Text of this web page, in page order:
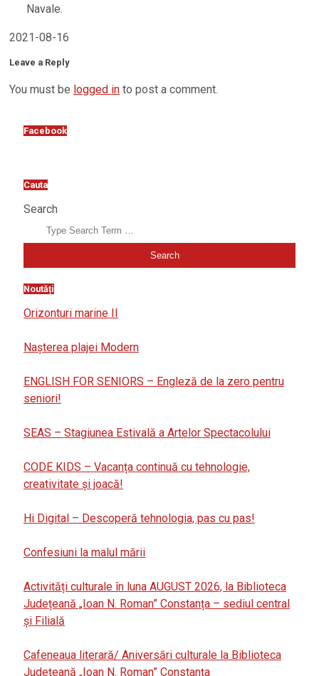
Navale.
2021-08-16
Leave a Reply
You must be logged in to post a comment.
Facebook
Cauta
Search
Noutăți
Orizonturi marine II
Nașterea plajei Modern
ENGLISH FOR SENIORS – Engleză de la zero pentru
seniori!
SEAS – Stagiunea Estivală a Artelor Spectacolului
CODE KIDS – Vacanța continuă cu tehnologie,
creativitate și joacă!
Hi Digital – Descoperă tehnologia, pas cu pas!
Confesiuni la malul mării
Activități culturale în luna AUGUST 2026, la Biblioteca
Județeană „Ioan N. Roman” Constanța – sediul central
și Filială
Cafeneaua literară/ Aniversări culturale la Biblioteca
Județeană „Ioan N. Roman” Constanța